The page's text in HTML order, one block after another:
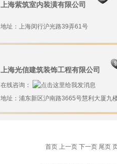
上海紫筑室内装潢有限公司
地址：上海闵行沪光路39弄61号
上海光信建筑装饰工程有限公司
在线咨询：
地址：浦东新区沪南路3665号慧利大厦九
首页 上一页 下一页 尾页